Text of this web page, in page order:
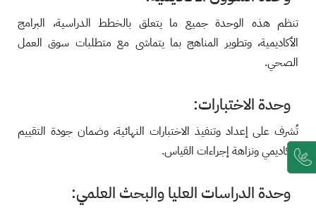
تنظم هذه الوحدة جميع ما يتعلق بالخطط الدراسية، البرامج
الأكاديمية، وتطوير المناهج بما يتماشى مع متطلبات سوق العمل
الصحي.
وحدة الاختبارات:
تُشرف على إعداد وتنفيذ الاختبارات النهائية، وضمان جودة التقييم
الأكاديمي ونزاهة إجراءات القياس.
وحدة الدراسات العليا والبحث العلمي: